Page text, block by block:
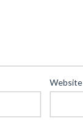
Website